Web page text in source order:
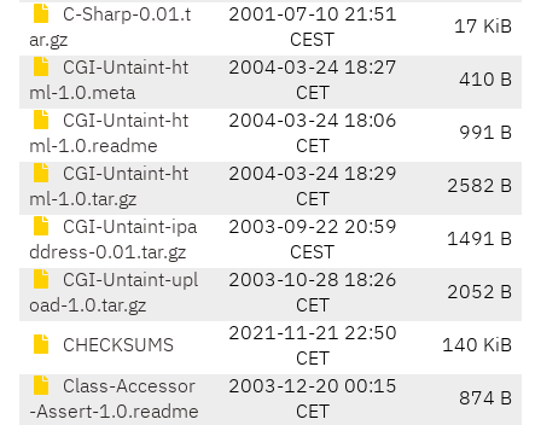
C-Sharp-0.01.t
ar.gz
2001-07-10 21:51
CEST
17 KiB
CGI-Untaint-ht
ml-1.0.meta
2004-03-24 18:27
CET
410 B
CGI-Untaint-ht
ml-1.0.readme
2004-03-24 18:06
CET
991 B
CGI-Untaint-ht
ml-1.0.tar.gz
2004-03-24 18:29
CET
2582 B
CGI-Untaint-ipa
ddress-0.01.tar.gz
2003-09-22 20:59
CEST
1491 B
CGI-Untaint-upl
oad-1.0.tar.gz
2003-10-28 18:26
CET
2052 B
CHECKSUMS
2021-11-21 22:50
CET
140 KiB
Class-Accessor
-Assert-1.0.readme
2003-12-20 00:15
CET
874 B